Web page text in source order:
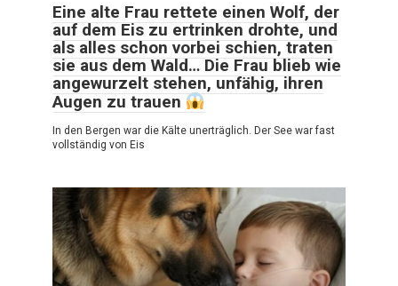
Eine alte Frau rettete einen Wolf, der
auf dem Eis zu ertrinken drohte, und
als alles schon vorbei schien, traten
sie aus dem Wald… Die Frau blieb wie
angewurzelt stehen, unfähig, ihren
Augen zu trauen
In den Bergen war die Kälte unerträglich. Der See war fast
vollständig von Eis